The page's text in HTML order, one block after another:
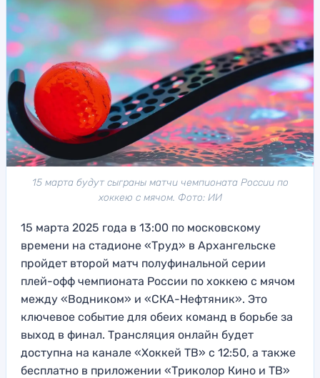
15 марта будут сыграны матчи чемпионата России по
хоккею с мячом. Фото: ИИ
15 марта 2025 года в 13:00 по московскому
времени на стадионе «Труд» в Архангельске
пройдет второй матч полуфинальной серии
плей-офф чемпионата России по хоккею с мячом
между «Водником» и «СКА-Нефтяник». Это
ключевое событие для обеих команд в борьбе за
выход в финал. Трансляция онлайн будет
доступна на канале «Хоккей ТВ» с 12:50, а также
бесплатно в приложении «Триколор Кино и ТВ»